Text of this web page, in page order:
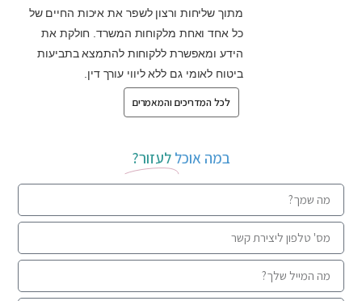
מתוך שליחות ורצון לשפר את איכות החיים של
כל אחד ואחת מלקוחות המשרד. חולקת את
הידע ומאפשרת ללקוחות להתמצא בתביעות
ביטוח לאומי גם ללא ליווי עורך דין.
לכל המדריכים והמאמרים
במה אוכל לעזור?